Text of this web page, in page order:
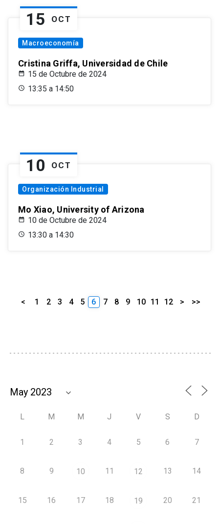
15 OCT
Macroeconomía
Cristina Griffa, Universidad de Chile
15 de Octubre de 2024
13:35 a 14:50
10 OCT
Organización Industrial
Mo Xiao, University of Arizona
10 de Octubre de 2024
13:30 a 14:30
< 1 2 3 4 5 6 7 8 9 10 11 12 > >>
L M M J V S D
1 2 3 4 5 6 7
8 9 10 11 12 13 14
15 16 17 18 19 20 21